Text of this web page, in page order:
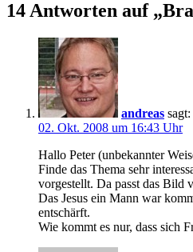
14 Antworten auf
andreas sagt:
02. Okt. 2008 um 16:43 Uhr
Hallo Peter (unbekannter
Finde das Thema sehr
vorgestellt. Da passt das Bild
Das Jesus ein Mann war
entschärft.
Wie kommt es nur, dass sich